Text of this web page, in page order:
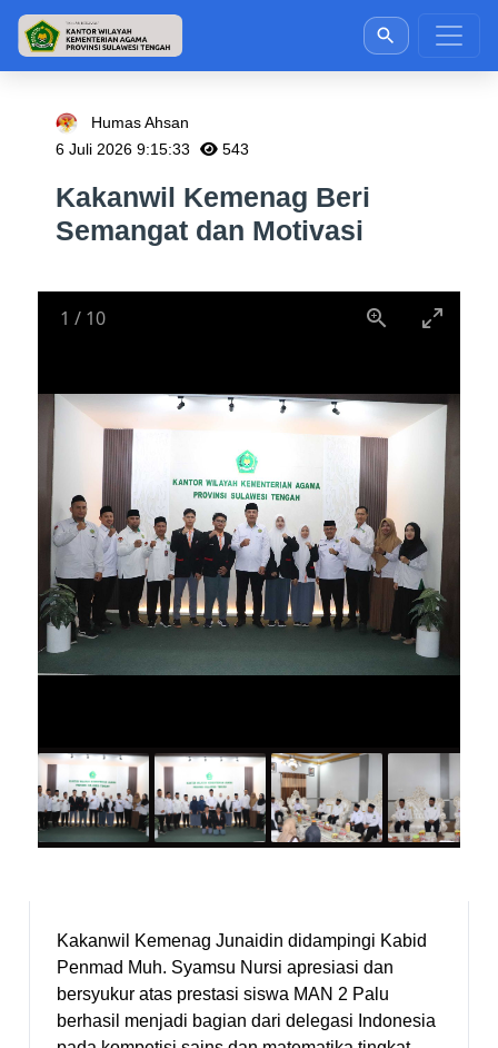
Humas Ahsan
6 Juli 2026 9:15:33
543
Kakanwil Kemenag Beri
Semangat dan Motivasi
1 / 10
Kakanwil Kemenag Junaidin didampingi Kabid
Penmad Muh. Syamsu Nursi apresiasi dan
bersyukur atas prestasi siswa MAN 2 Palu
berhasil menjadi bagian dari delegasi Indonesia